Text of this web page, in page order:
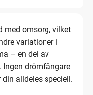
med omsorg, vilket
variationer i
– en del av
Ingen drömfångare
din alldeles speciell.